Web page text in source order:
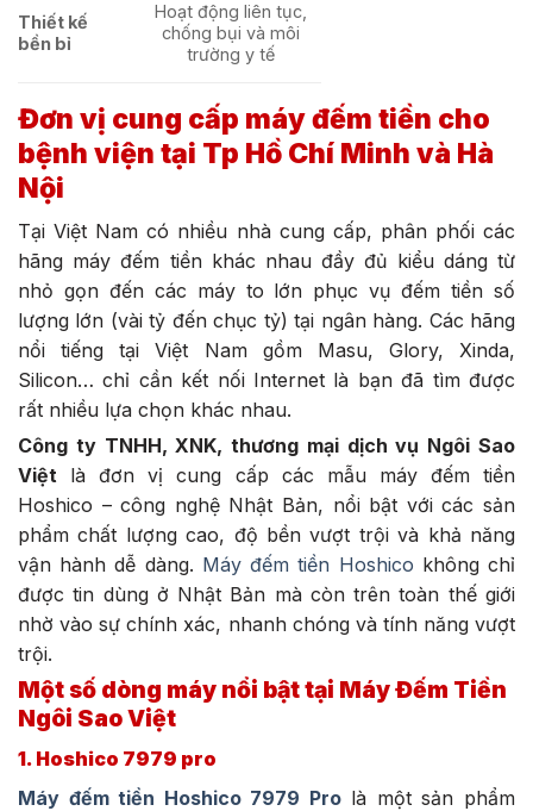
Thiết kế
bền bỉ
Hoạt động liên tục,
chống bụi và môi
trường y tế
Đơn vị cung cấp máy đếm tiền cho
bệnh viện tại Tp Hồ Chí Minh và Hà
Nội
Tại Việt Nam có nhiều nhà cung cấp, phân phối các
hãng máy đếm tiền khác nhau đầy đủ kiểu dáng từ
nhỏ gọn đến các máy to lớn phục vụ đếm tiền số
lượng lớn (vài tỷ đến chục tỷ) tại ngân hàng. Các hãng
nổi tiếng tại Việt Nam gồm Masu, Glory, Xinda,
Silicon… chỉ cần kết nối Internet là bạn đã tìm được
rất nhiều lựa chọn khác nhau.
Công ty TNHH, XNK, thương mại dịch vụ Ngôi Sao
Việt là đơn vị cung cấp các mẫu máy đếm tiền
Hoshico – công nghệ Nhật Bản, nổi bật với các sản
phẩm chất lượng cao, độ bền vượt trội và khả năng
vận hành dễ dàng. Máy đếm tiền Hoshico không chỉ
được tin dùng ở Nhật Bản mà còn trên toàn thế giới
nhờ vào sự chính xác, nhanh chóng và tính năng vượt
trội.
Một số dòng máy nổi bật tại Máy Đếm Tiền
Ngôi Sao Việt
1. Hoshico 7979 pro
Máy đếm tiền Hoshico 7979 Prolà một sản phẩm